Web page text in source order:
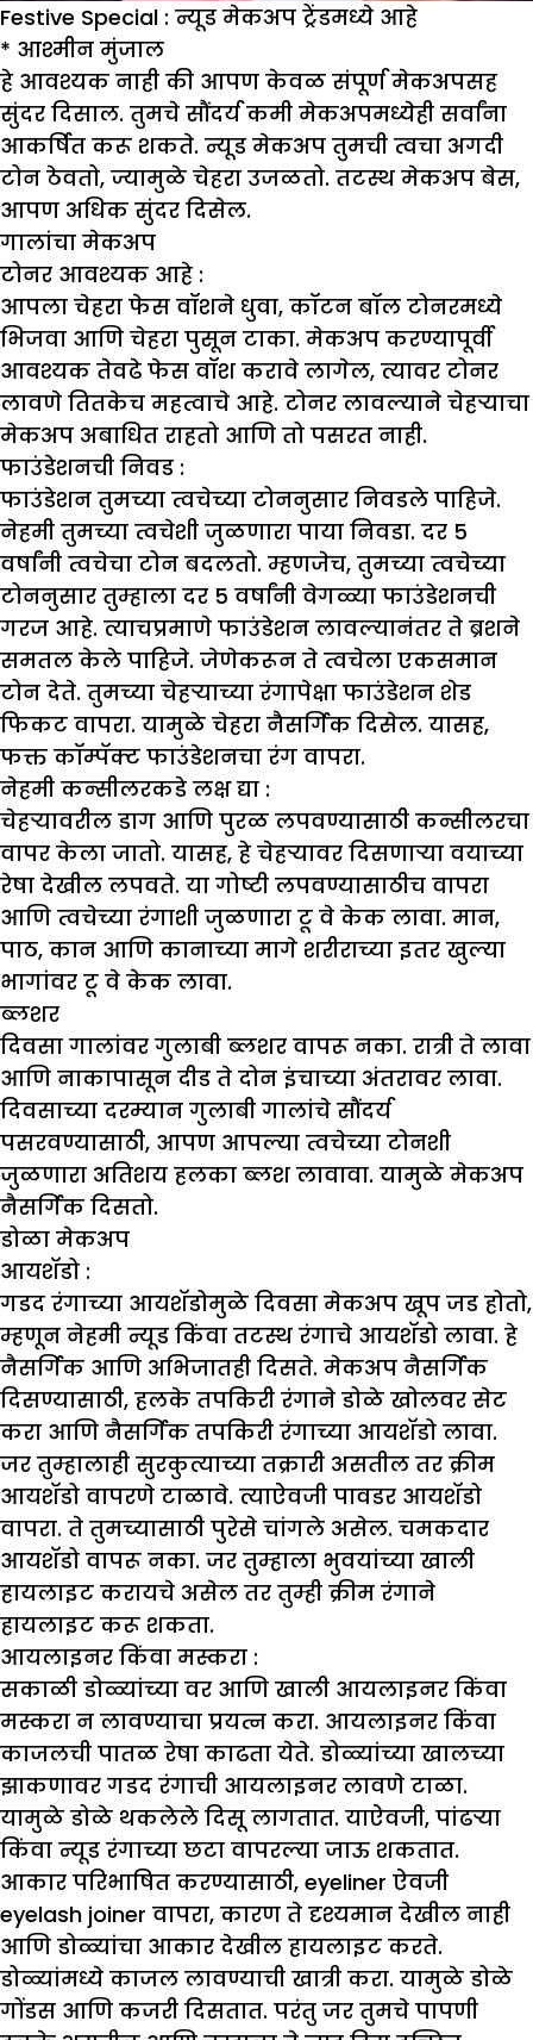
Festive Special : न्यूड मेकअप ट्रेंडमध्ये आहे
* आश्मीन मुंजाल
हे आवश्यक नाही की आपण केवळ संपूर्ण मेकअपसह
सुंदर दिसाल. तुमचे सौंदर्य कमी मेकअपमध्येही सर्वांना
आकर्षित करू शकते. न्यूड मेकअप तुमची त्वचा अगदी
टोन ठेवतो, ज्यामुळे चेहरा उजळतो. तटस्थ मेकअप बेस,
आपण अधिक सुंदर दिसेल.
गालांचा मेकअप
टोनर आवश्यक आहे :
आपला चेहरा फेस वॉशने धुवा, कॉटन बॉल टोनरमध्ये
भिजवा आणि चेहरा पुसून टाका. मेकअप करण्यापूर्वी
आवश्यक तेवढे फेस वॉश करावे लागेल, त्यावर टोनर
लावणे तितकेच महत्वाचे आहे. टोनर लावल्याने चेहऱ्याचा
मेकअप अबाधित राहतो आणि तो पसरत नाही.
फाउंडेशनची निवड :
फाउंडेशन तुमच्या त्वचेच्या टोननुसार निवडले पाहिजे.
नेहमी तुमच्या त्वचेशी जुळणारा पाया निवडा. दर 5
वर्षांनी त्वचेचा टोन बदलतो. म्हणजेच, तुमच्या त्वचेच्या
टोननुसार तुम्हाला दर 5 वर्षांनी वेगळ्या फाउंडेशनची
गरज आहे. त्याचप्रमाणे फाउंडेशन लावल्यानंतर ते ब्रशने
समतल केले पाहिजे. जेणेकरून ते त्वचेला एकसमान
टोन देते. तुमच्या चेहऱ्याच्या रंगापेक्षा फाउंडेशन शेड
फिकट वापरा. यामुळे चेहरा नैसर्गिक दिसेल. यासह,
फक्त कॉम्पॅक्ट फाउंडेशनचा रंग वापरा.
नेहमी कन्सीलरकडे लक्ष द्या :
चेहऱ्यावरील डाग आणि पुरळ लपवण्यासाठी कन्सीलरचा
वापर केला जातो. यासह, हे चेहऱ्यावर दिसणाऱ्या वयाच्या
रेषा देखील लपवते. या गोष्टी लपवण्यासाठीच वापरा
आणि त्वचेच्या रंगाशी जुळणारा टू वे केक लावा. मान,
पाठ, कान आणि कानाच्या मागे शरीराच्या इतर खुल्या
भागांवर टू वे केक लावा.
ब्लशर
दिवसा गालांवर गुलाबी ब्लशर वापरू नका. रात्री ते लावा
आणि नाकापासून दीड ते दोन इंचाच्या अंतरावर लावा.
दिवसाच्या दरम्यान गुलाबी गालांचे सौंदर्य
पसरवण्यासाठी, आपण आपल्या त्वचेच्या टोनशी
जुळणारा अतिशय हलका ब्लश लावावा. यामुळे मेकअप
नैसर्गिक दिसतो.
डोळा मेकअप
आयशॅडो :
गडद रंगाच्या आयशॅडोमुळे दिवसा मेकअप खूप जड होतो,
म्हणून नेहमी न्यूड किंवा तटस्थ रंगाचे आयशॅडो लावा. हे
नैसर्गिक आणि अभिजातही दिसते. मेकअप नैसर्गिक
दिसण्यासाठी, हलके तपकिरी रंगाने डोळे खोलवर सेट
करा आणि नैसर्गिक तपकिरी रंगाच्या आयशॅडो लावा.
जर तुम्हालाही सुरकुत्याच्या तक्रारी असतील तर क्रीम
आयशॅडो वापरणे टाळावे. त्याऐवजी पावडर आयशॅडो
वापरा. ते तुमच्यासाठी पुरेसे चांगले असेल. चमकदार
आयशॅडो वापरू नका. जर तुम्हाला भुवयांच्या खाली
हायलाइट करायचे असेल तर तुम्ही क्रीम रंगाने
हायलाइट करू शकता.
आयलाइनर किंवा मस्करा :
सकाळी डोळ्यांच्या वर आणि खाली आयलाइनर किंवा
मस्करा न लावण्याचा प्रयत्न करा. आयलाइनर किंवा
काजलची पातळ रेषा काढता येते. डोळ्यांच्या खालच्या
झाकणावर गडद रंगाची आयलाइनर लावणे टाळा.
यामुळे डोळे थकलेले दिसू लागतात. याऐवजी, पांढऱ्या
किंवा न्यूड रंगाच्या छटा वापरल्या जाऊ शकतात.
आकार परिभाषित करण्यासाठी, eyeliner ऐवजी
eyelash joiner वापरा, कारण ते दृश्यमान देखील नाही
आणि डोळ्यांचा आकार देखील हायलाइट करते.
डोळ्यांमध्ये काजल लावण्याची खात्री करा. यामुळे डोळे
गोंडस आणि कजरी दिसतात. परंतु जर तुमचे पापणी